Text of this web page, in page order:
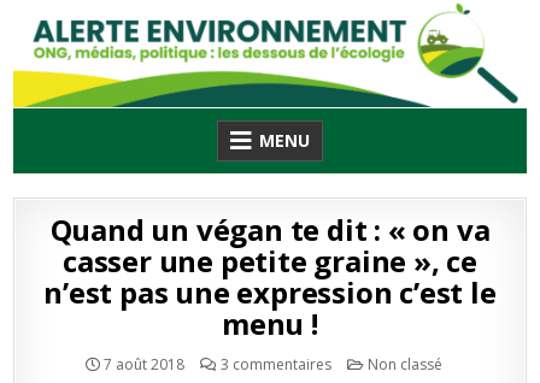
content
MENU
Quand un végan te dit : « on va
casser une petite graine », ce
n’est pas une expression c’est le
menu !
7 août 2018 3 commentairessur Publié
Non classé